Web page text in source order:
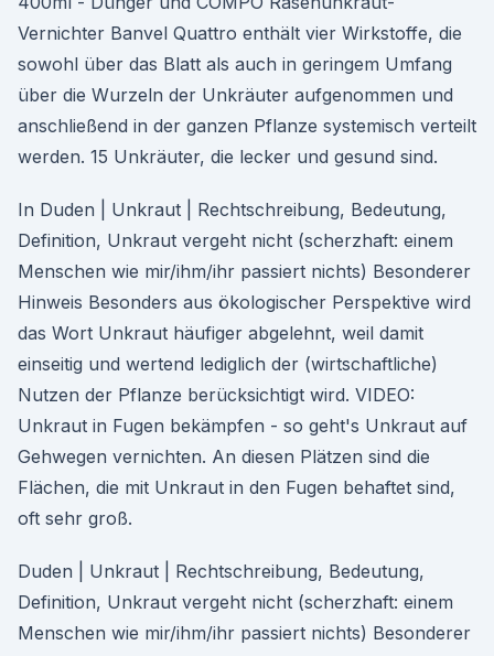
Vernichter Banvel Quattro enthält vier Wirkstoffe, die
sowohl über das Blatt als auch in geringem Umfang
über die Wurzeln der Unkräuter aufgenommen und
anschließend in der ganzen Pflanze systemisch verteilt
werden. 15 Unkräuter, die lecker und gesund sind.
In Duden | Unkraut | Rechtschreibung, Bedeutung,
Definition, Unkraut vergeht nicht (scherzhaft: einem
Menschen wie mir/ihm/ihr passiert nichts) Besonderer
Hinweis Besonders aus ökologischer Perspektive wird
das Wort Unkraut häufiger abgelehnt, weil damit
einseitig und wertend lediglich der (wirtschaftliche)
Nutzen der Pflanze berücksichtigt wird. VIDEO:
Unkraut in Fugen bekämpfen - so geht's Unkraut auf
Gehwegen vernichten. An diesen Plätzen sind die
Flächen, die mit Unkraut in den Fugen behaftet sind,
oft sehr groß.
Duden | Unkraut | Rechtschreibung, Bedeutung,
Definition, Unkraut vergeht nicht (scherzhaft: einem
Menschen wie mir/ihm/ihr passiert nichts) Besonderer